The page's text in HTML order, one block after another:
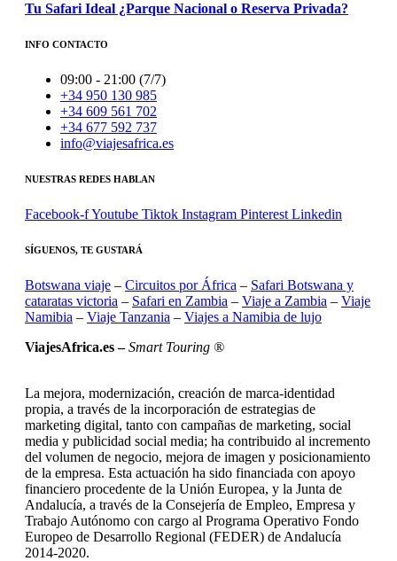
Tu Safari Ideal ¿Parque Nacional o Reserva Privada?
INFO CONTACTO
09:00 - 21:00 (7/7)
+34 950 130 985
+34 609 561 702
+34 677 592 737
info@viajesafrica.es
NUESTRAS REDES HABLAN
Facebook-fYoutube Tiktok Instagram Pinterest Linkedin
SÍGUENOS, TE GUSTARÁ
Botswana viaje – Circuitos por África – Safari Botswana y
cataratas victoria – Safari en Zambia – Viaje a Zambia – Viaje
Namibia – Viaje Tanzania – Viajes a Namibia de lujo
ViajesAfrica.es –Smart Touring ®
La mejora, modernización, creación de marca-identidad
propia, a través de la incorporación de estrategias de
marketing digital, tanto con campañas de marketing, social
media y publicidad social media; ha contribuido al incremento
del volumen de negocio, mejora de imagen y posicionamiento
de la empresa. Esta actuación ha sido financiada con apoyo
financiero procedente de la Unión Europea, y la Junta de
Andalucía, a través de la Consejería de Empleo, Empresa y
Trabajo Autónomo con cargo al Programa Operativo Fondo
Europeo de Desarrollo Regional (FEDER) de Andalucía
2014-2020.